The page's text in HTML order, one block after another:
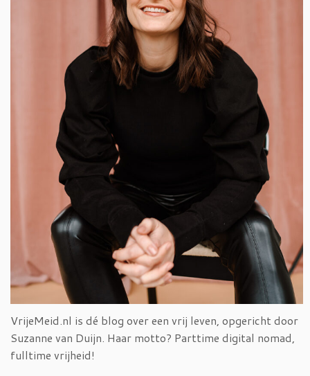
VrijeMeid.nl is dé blog over een vrij leven, opgericht door
Suzanne van Duijn. Haar motto? Parttime digital nomad,
fulltime vrijheid!